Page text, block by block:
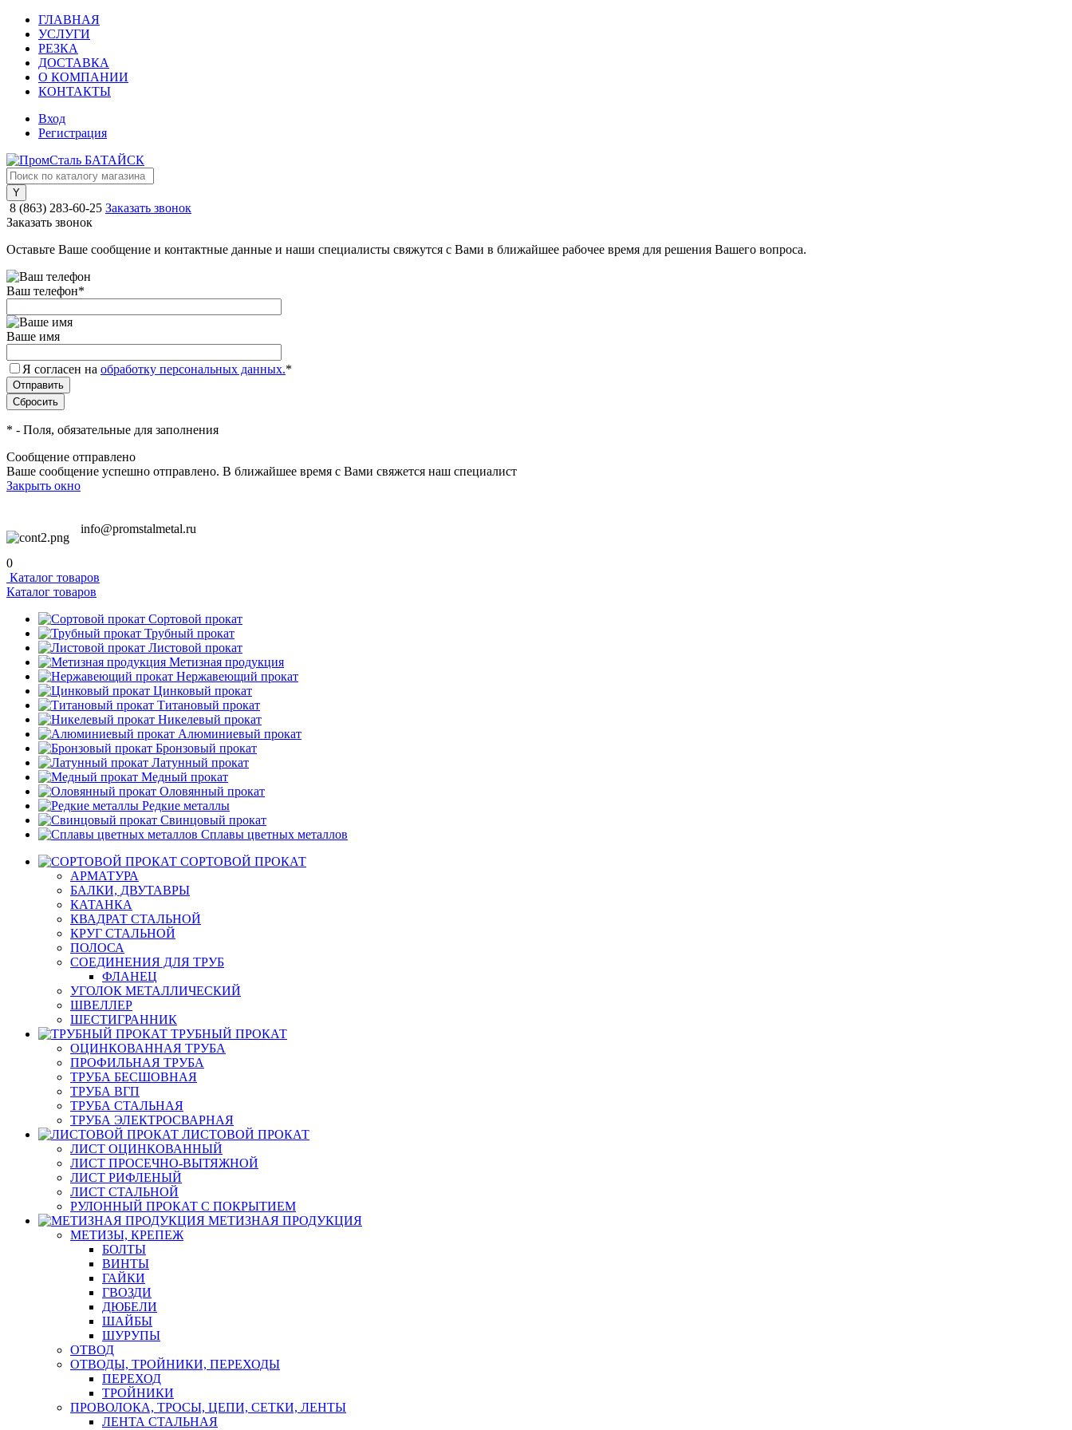
ГЛАВНАЯ
УСЛУГИ
РЕЗКА
ДОСТАВКА
О КОМПАНИИ
КОНТАКТЫ
Вход
Регистрация
8 (863) 283-60-25 Заказать звонок
Заказать звонок
Оставьте Ваше сообщение и контактные данные и наши специалисты свяжутся с Вами в ближайшее рабочее время для решения Вашего вопроса.
Ваш телефон*
Ваше имя
Я согласен на обработку персональных данных.*
* - Поля, обязательные для заполнения
Сообщение отправлено
Ваше сообщение успешно отправлено. В ближайшее время с Вами свяжется наш специалист
Закрыть окно
info@promstalmetal.ru
0
Каталог товаров
Каталог товаров
Сортовой прокат
Трубный прокат
Листовой прокат
Метизная продукция
Нержавеющий прокат
Цинковый прокат
Титановый прокат
Никелевый прокат
Алюминиевый прокат
Бронзовый прокат
Латунный прокат
Медный прокат
Оловянный прокат
Редкие металлы
Свинцовый прокат
Сплавы цветных металлов
СОРТОВОЙ ПРОКАТ
АРМАТУРА
БАЛКИ, ДВУТАВРЫ
КАТАНКА
КВАДРАТ СТАЛЬНОЙ
КРУГ СТАЛЬНОЙ
ПОЛОСА
СОЕДИНЕНИЯ ДЛЯ ТРУБ
ФЛАНЕЦ
УГОЛОК МЕТАЛЛИЧЕСКИЙ
ШВЕЛЛЕР
ШЕСТИГРАННИК
ТРУБНЫЙ ПРОКАТ
ОЦИНКОВАННАЯ ТРУБА
ПРОФИЛЬНАЯ ТРУБА
ТРУБА БЕСШОВНАЯ
ТРУБА ВГП
ТРУБА СТАЛЬНАЯ
ТРУБА ЭЛЕКТРОСВАРНАЯ
ЛИСТОВОЙ ПРОКАТ
ЛИСТ ОЦИНКОВАННЫЙ
ЛИСТ ПРОСЕЧНО-ВЫТЯЖНОЙ
ЛИСТ РИФЛЕНЫЙ
ЛИСТ СТАЛЬНОЙ
РУЛОННЫЙ ПРОКАТ С ПОКРЫТИЕМ
МЕТИЗНАЯ ПРОДУКЦИЯ
МЕТИЗЫ, КРЕПЕЖ
БОЛТЫ
ВИНТЫ
ГАЙКИ
ГВОЗДИ
ДЮБЕЛИ
ШАЙБЫ
ШУРУПЫ
ОТВОД
ОТВОДЫ, ТРОЙНИКИ, ПЕРЕХОДЫ
ПЕРЕХОД
ТРОЙНИКИ
ПРОВОЛОКА, ТРОСЫ, ЦЕПИ, СЕТКИ, ЛЕНТЫ
ЛЕНТА СТАЛЬНАЯ